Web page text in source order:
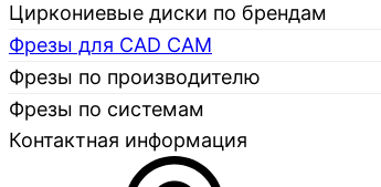
Циркониевые диски по брендам
Фрезы для CAD CAM
Фрезы по производителю
Фрезы по системам
Контактная информация